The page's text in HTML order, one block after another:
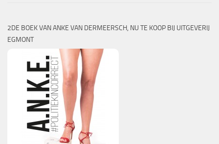
2DE BOEK VAN ANKE VAN DERMEERSCH, NU TE KOOP BIJ UITGEVERIJ
EGMONT